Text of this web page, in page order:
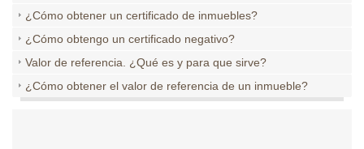
¿Cómo obtener un certificado de inmuebles?
¿Cómo obtengo un certificado negativo?
Valor de referencia. ¿Qué es y para que sirve?
¿Cómo obtener el valor de referencia de un inmueble?